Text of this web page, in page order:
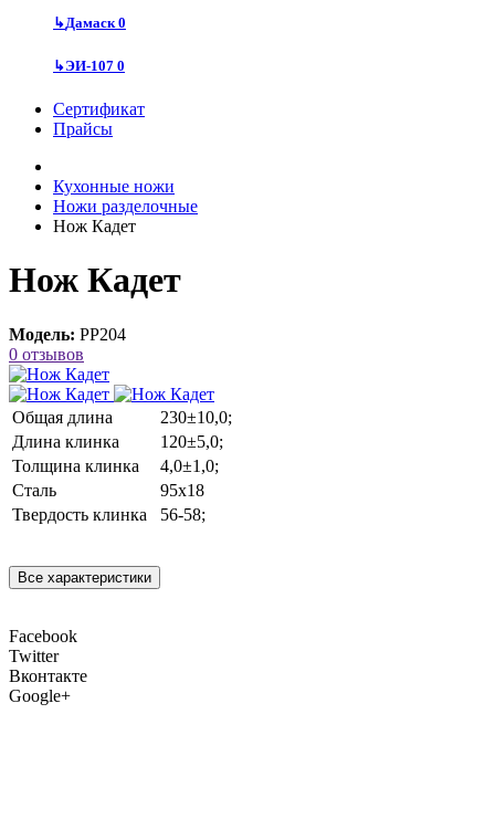
↳Дамаск0
↳ЭИ-107 0
Сертификат
Прайсы
Кухонные ножи
Ножи разделочные
Нож Кадет
Нож Кадет
Модель: РР204
0 отзывов
Общая длина
230±10,0;
Длина клинка
120±5,0;
Толщина клинка
4,0±1,0;
Сталь
95х18
Твердость клинка
56-58;
Все характеристики
Facebook
Twitter
Вконтакте
Google+